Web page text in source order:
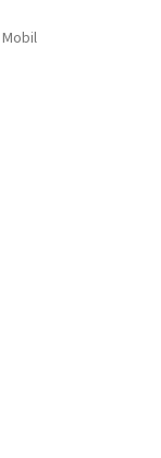
Mobil